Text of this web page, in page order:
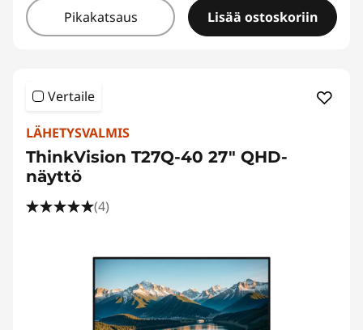
Pikakatsaus Lisää ostoskoriin
Vertaile
LÄHETYSVALMIS
ThinkVision T27Q-40 27″ QHD-
näyttö
(4)